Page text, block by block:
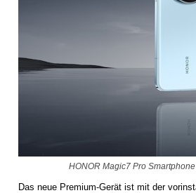
HONOR Magic7 Pro
Das neue Premium-Gerät ist mit der